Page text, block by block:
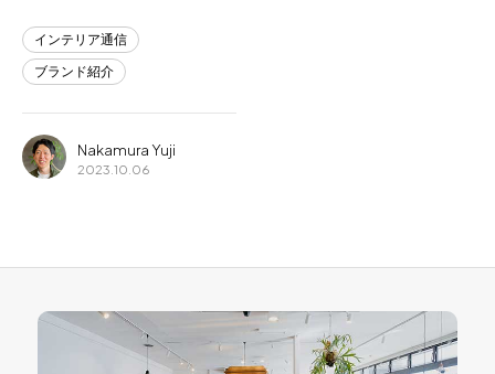
インテリア通信
ブランド紹介
Nakamura Yuji
2023.10.06